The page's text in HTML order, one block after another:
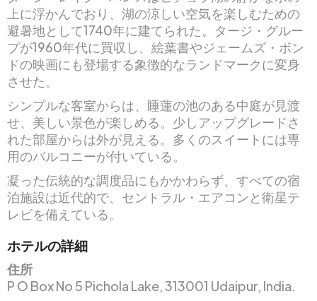
上に浮かんでおり、湖の涼しい空気を楽しむための
避暑地として1740年に建てられた。タージ・グルー
プが1960年代に買収し、絵葉書やジェームズ・ボン
ドの映画にも登場する象徴的なランドマークに変身
させた。
シンプルな客室からは、睡蓮の池のある中庭が見渡
せ、美しい景色が楽しめる。少しアップグレードさ
れた部屋からは外が見える。多くのスイートには専
用のバルコニーが付いている。
凝った伝統的な調度品にもかかわらず、すべての宿
泊施設は近代的で、セントラル・エアコンと衛星テ
レビを備えている。
ホテルの詳細
住所
P O Box No 5 Pichola Lake, 313001 Udaipur, India.